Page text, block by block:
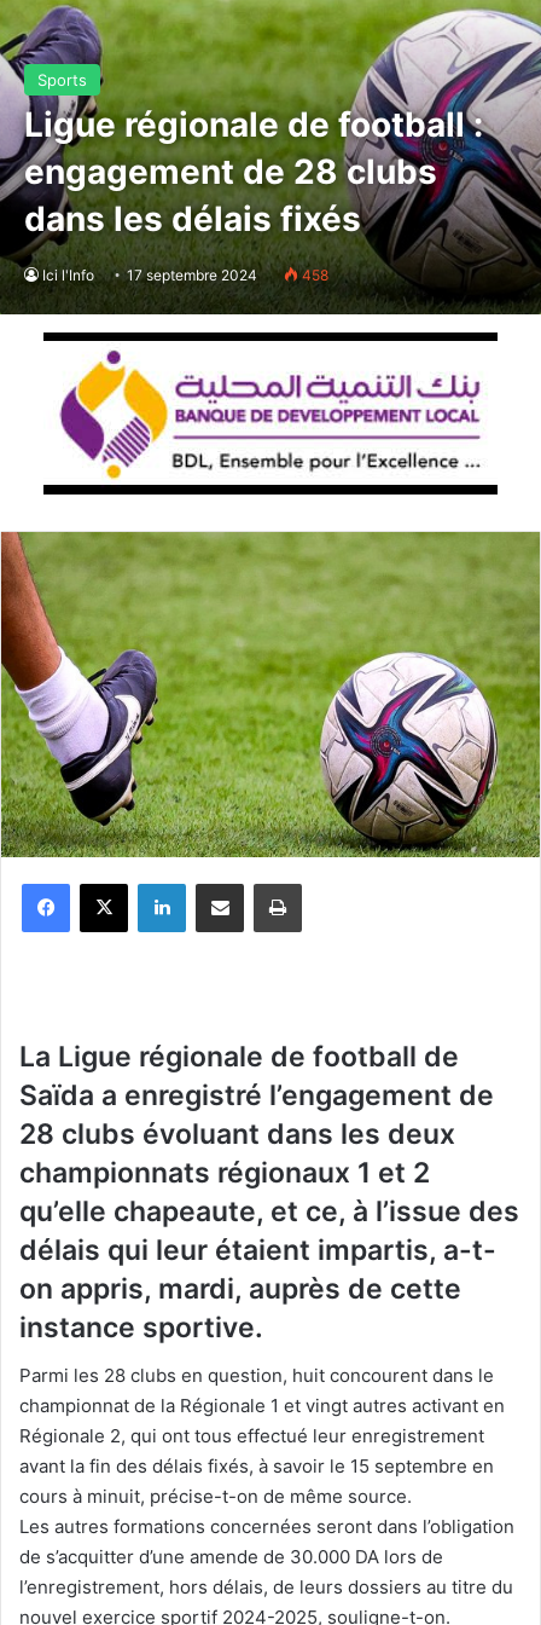
Sports
Ligue régionale de football :
engagement de 28 clubs
dans les délais fixés
Ici l'Info 17 septembre 2024 458
La Ligue régionale de football de
Saïda a enregistré l’engagement de
28 clubs évoluant dans les deux
championnats régionaux 1 et 2
qu’elle chapeaute, et ce, à l’issue des
délais qui leur étaient impartis, a-t-
on appris, mardi, auprès de cette
instance sportive.
Parmi les 28 clubs en question, huit concourent dans le
championnat de la Régionale 1 et vingt autres activant en
Régionale 2, qui ont tous effectué leur enregistrement
avant la fin des délais fixés, à savoir le 15 septembre en
cours à minuit, précise-t-on de même source.
Les autres formations concernées seront dans l’obligation
de s’acquitter d’une amende de 30.000 DA lors de
l’enregistrement, hors délais, de leurs dossiers au titre du
nouvel exercice sportif 2024-2025, souligne-t-on.